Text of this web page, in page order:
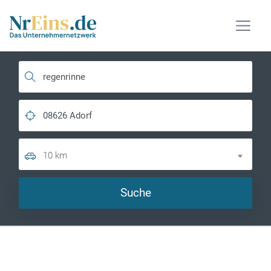
10 km
Suche